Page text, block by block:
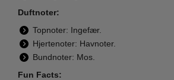
Duftnoter:
Topnoter: Ingefær.
Hjertenoter: Havnoter.
Bundnoter: Mos.
Fun Facts: